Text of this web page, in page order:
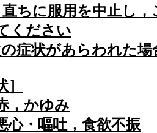
ちに服用を中止し
ください
の症状があらわれた場
，かゆみ
心・嘔吐，食欲不振